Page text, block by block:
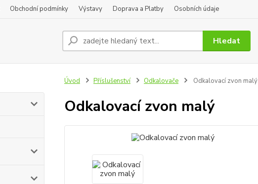
Obchodní podmínky Výstavy Doprava a Platby Osobních údaje
Hledat
Úvod Příslušenství Odkalovače Odkalovací zvon malý
Odkalovací zvon malý